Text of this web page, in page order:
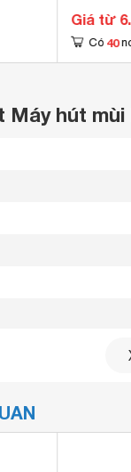
Giá từ
Có 40
hút mùi